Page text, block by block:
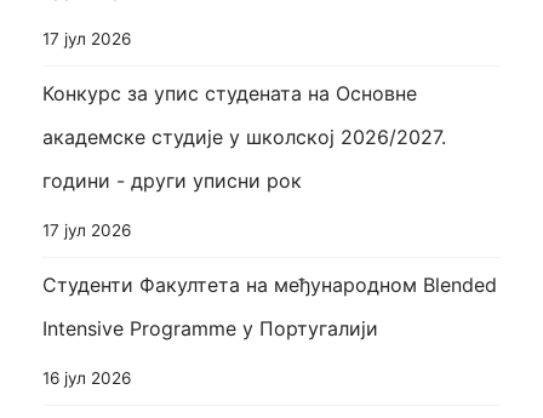
17 јул 2026
Конкурс за упис студената на Основне
академске студије у школској 2026/2027.
години - други уписни рок
17 јул 2026
Студенти Факултета на међународном Blended
Intensive Programme у Португалији
16 јул 2026